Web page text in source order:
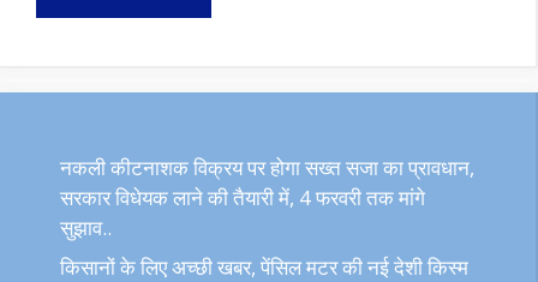
नकली कीटनाशक विक्रय पर होगा सख्त सजा का प्रावधान,
सरकार विधेयक लाने की तैयारी में, 4 फरवरी तक मांगे
सुझाव..
किसानों के लिए अच्छी खबर, पेंसिल मटर की नई देशी किस्म